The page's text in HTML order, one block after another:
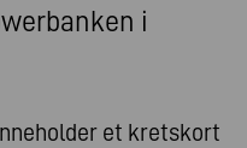
i
et kretskort